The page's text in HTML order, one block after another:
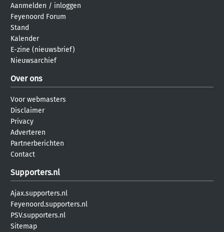
Aanmelden / inloggen
Feyenoord Forum
Stand
Kalender
E-zine (nieuwsbrief)
Nieuwsarchief
Over ons
Voor webmasters
Disclaimer
Privacy
Adverteren
Partnerberichten
Contact
Supporters.nl
Ajax.supporters.nl
Feyenoord.supporters.nl
PSV.supporters.nl
Sitemap